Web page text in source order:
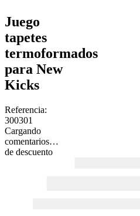
Juego
tapetes
termoformados
para New
Kicks
Referencia:
300301
Cargando
comentarios…
de descuento